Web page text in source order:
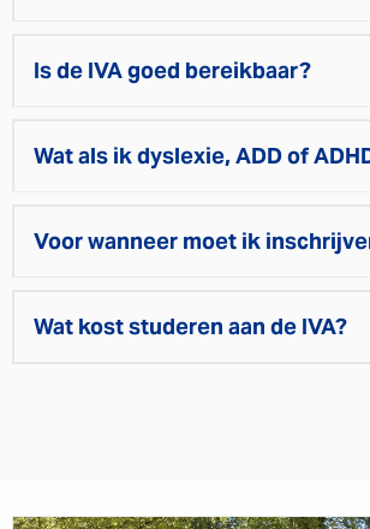
Is de IVA goed bereikbaar?
Wat als ik dyslexie, ADD of
Voor wanneer moet ik
Wat kost studeren aan de IVA?